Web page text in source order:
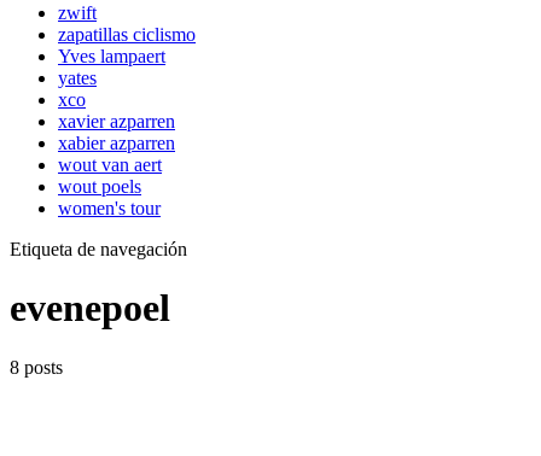
zwift
zapatillas ciclismo
Yves lampaert
yates
xco
xavier azparren
xabier azparren
wout van aert
wout poels
women's tour
Etiqueta de navegación
evenepoel
8 posts